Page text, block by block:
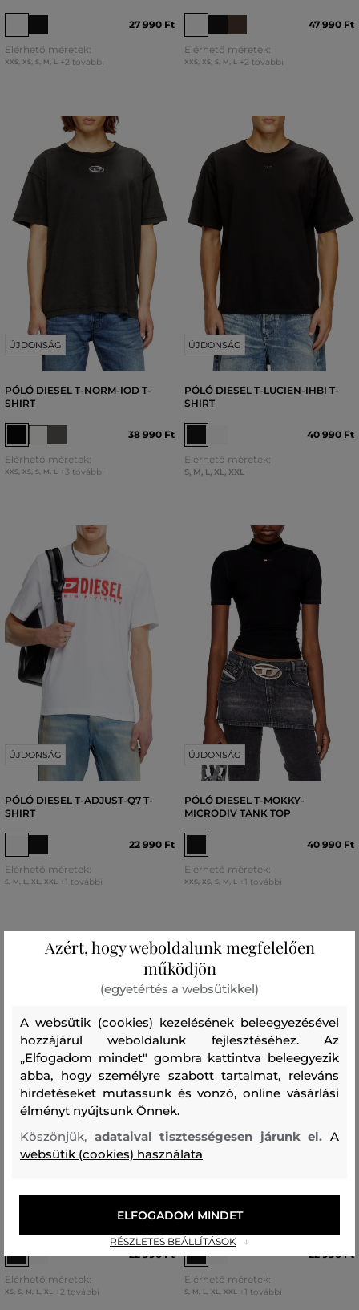
27 990 Ft
Elérhető méretek:
XXS, XS, S, M, L +2 további
47 990 Ft
Elérhető méretek:
XXS, XS, S, M, L +2 további
ÚJDONSÁG
PÓLÓ DIESEL T-NORM-IOD T-
SHIRT
38 990 Ft
Elérhető méretek:
XXS, XS, S, M, L +3 további
ÚJDONSÁG
PÓLÓ DIESEL T-LUCIEN-IHBI T-
SHIRT
40 990 Ft
Elérhető méretek:
S, M, L, XL, XXL
ÚJDONSÁG
PÓLÓ DIESEL T-ADJUST-Q7 T-
SHIRT
22 990 Ft
Elérhető méretek:
S, M, L, XL, XXL +1 további
ÚJDONSÁG
PÓLÓ DIESEL T-MOKKY-
MICRODIV TANK TOP
40 990 Ft
Elérhető méretek:
XXS, XS, S, M, L +1 további
PÓLÓ DIESEL T-ADJUST-V8 T-
22 990 Ft
Elérhető méretek:
XS, S, M, L, XL +2 további
PÓLÓ DIESEL T-ADJUST-V9 T-
SHIRT
22 990 Ft
Elérhető méretek:
S, M, L, XL, XXL +1 további
Azért, hogy weboldalunk megfelelően
működjön
(egyetértés a websütikkel)
A websütik (cookies) kezelésének beleegyezésével
hozzájárul weboldalunk fejlesztéséhez. Az
„Elfogadom mindet" gombra kattintva beleegyezik
abba, hogy személyre szabott tartalmat, releváns
hirdetéseket mutassunk és vonzó, online vásárlási
élményt nyújtsunk Önnek.
Köszönjük, adataival tisztességesen járunk el.A
websütik (cookies) használata
RÉSZLETES BEÁLLÍTÁSOK
ELFOGADOM MINDET